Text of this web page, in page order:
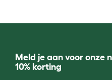
Meld je aan voor onze
10% korting